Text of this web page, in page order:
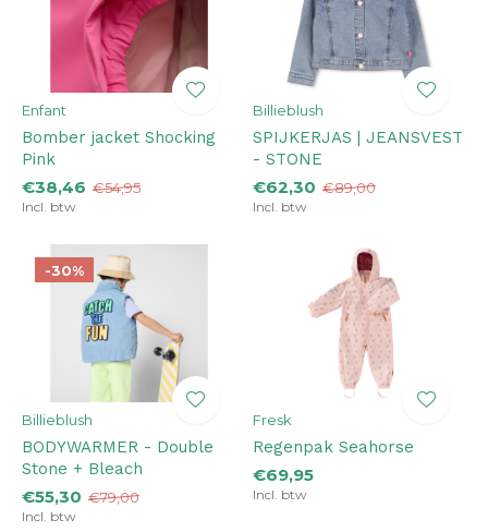
Enfant
Bomber jacket Shocking
Pink
€38,46 €54,95
Incl. btw
Billieblush
SPIJKERJAS | JEANSVEST
- STONE
€62,30 €89,00
Incl. btw
-30%
Billieblush
BODYWARMER - Double
Stone + Bleach
€55,30 €79,00
Incl. btw
Fresk
Regenpak Seahorse
€69,95
Incl. btw